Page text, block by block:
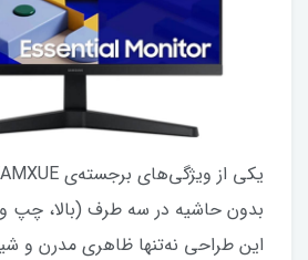
بدون حاشیه در سه طرف (بالا،
این طراحی نه‌تنها ظاهری مدرن و